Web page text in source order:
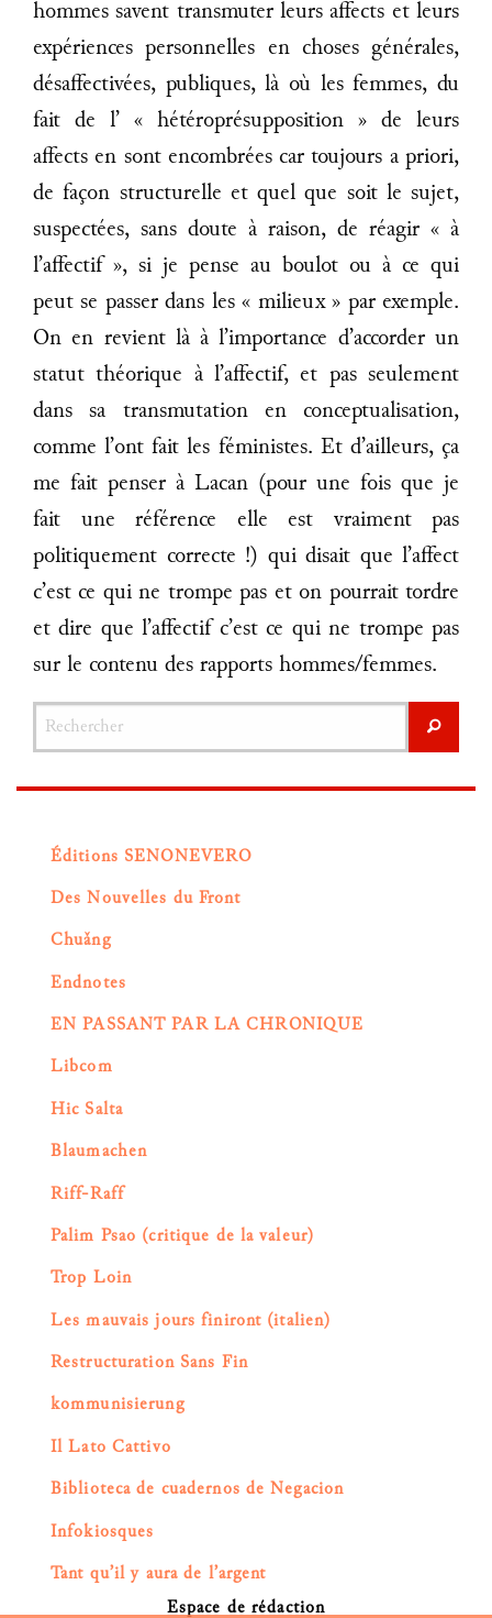
hommes savent transmuter leurs affects et leurs
expériences personnelles en choses générales,
désaffectivées, publiques, là où les femmes, du
fait de l’ « hétéroprésupposition » de leurs
affects en sont encombrées car toujours a priori,
de façon structurelle et quel que soit le sujet,
suspectées, sans doute à raison, de réagir « à
l’affectif », si je pense au boulot ou à ce qui
peut se passer dans les « milieux » par exemple.
On en revient là à l’importance d’accorder un
statut théorique à l’affectif, et pas seulement
dans sa transmutation en conceptualisation,
comme l’ont fait les féministes. Et d’ailleurs, ça
me fait penser à Lacan (pour une fois que je
fait une référence elle est vraiment pas
politiquement correcte !) qui disait que l’affect
c’est ce qui ne trompe pas et on pourrait tordre
et dire que l’affectif c’est ce qui ne trompe pas
sur le contenu des rapports hommes/femmes.
Rechercher
Éditions SENONEVERO
Des Nouvelles du Front
Chuǎng
Endnotes
EN PASSANT PAR LA CHRONIQUE
Libcom
Hic Salta
Blaumachen
Riff-Raff
Palim Psao (critique de la valeur)
Trop Loin
Les mauvais jours finiront (italien)
Restructuration Sans Fin
kommunisierung
Il Lato Cattivo
Biblioteca de cuadernos de Negacion
Infokiosques
Tant qu’il y aura de l’argent
Espace de rédaction